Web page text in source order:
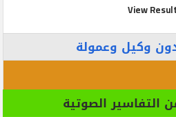
View
وكيل وعمولة
التفاسير الصوتية